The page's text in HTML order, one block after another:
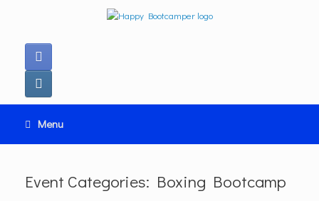
inhoud
Menu
Event Categories: Boxing Bootcamp